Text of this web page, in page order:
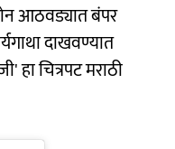
आठवड्यात बंपर
दाखवण्यात
चित्रपट मराठी